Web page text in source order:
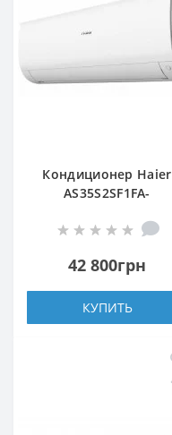
Кондиционер Haier
AS35S2SF1FA-
42 800грн
КУПИТЬ